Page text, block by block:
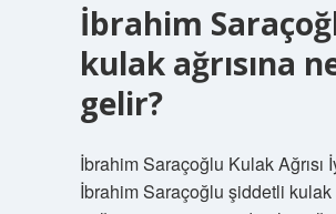
İbrahim
kulak ağrısına
gelir?
İbrahim Saraçoğlu Kulak Ağrısı
İbrahim Saraçoğlu şiddetli kulak